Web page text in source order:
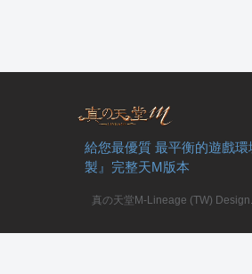
給您最優質 最平衡的遊戲
製』完整天M版本
真の天堂M-Lineage (TW)